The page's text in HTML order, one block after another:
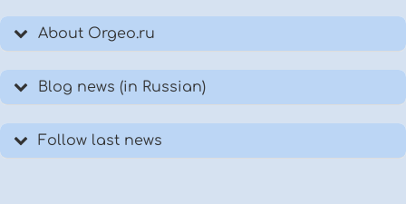
About Orgeo.ru
Blog news (in Russian)
Follow last news